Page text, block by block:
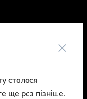
×
сталася
ще раз пізніше.